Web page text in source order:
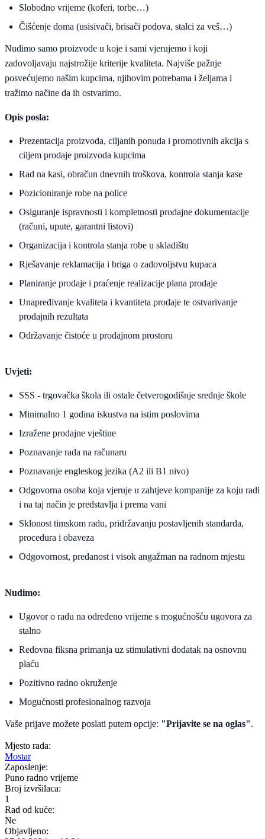
Slobodno vrijeme (koferi, torbe…)
Čišćenje doma (usisivači, brisači podova, stalci za veš…)
Nudimo samo proizvode u koje i sami vjerujemo i koji
zadovoljavaju najstrožije kriterije kvaliteta. Najviše pažnje
posvećujemo našim kupcima, njihovim potrebama i željama i
tražimo načine da ih ostvarimo.
Opis posla:
Prezentacija proizvoda, ciljanih ponuda i promotivnih akcija s
ciljem prodaje proizvoda kupcima
Rad na kasi, obračun dnevnih troškova, kontrola stanja kase
Pozicioniranje robe na police
Osiguranje ispravnosti i kompletnosti prodajne dokumentacije
(računi, upute, garantni listovi)
Organizacija i kontrola stanja robe u skladištu
Rješavanje reklamacija i briga o zadovoljstvu kupaca
Planiranje prodaje i praćenje realizacije plana prodaje
Unapređivanje kvaliteta i kvantiteta prodaje te ostvarivanje
prodajnih rezultata
Održavanje čistoće u prodajnom prostoru
Uvjeti:
SSS - trgovačka škola ili ostale četverogodišnje srednje škole
Minimalno 1 godina iskustva na istim poslovima
Izražene prodajne vještine
Poznavanje rada na računaru
Poznavanje engleskog jezika (A2 ili B1 nivo)
Odgovorna osoba koja vjeruje u zahtjeve kompanije za koju radi
i na taj način je predstavlja i prema vani
Sklonost timskom radu, pridržavanju postavljenih standarda,
procedura i obaveza
Odgovornost, predanost i visok angažman na radnom mjestu
Nudimo:
Ugovor o radu na određeno vrijeme s mogućnošću ugovora za
stalno
Redovna fiksna primanja uz stimulativni dodatak na osnovnu
plaću
Pozitivno radno okruženje
Mogućnosti profesionalnog razvoja
Vaše prijave možete poslati putem opcije: "Prijavite se na oglas".
Mjesto rada:
Mostar
Zaposlenje:
Puno radno vrijeme
Broj izvršilaca:
1
Rad od kuće:
Ne
Objavljeno: